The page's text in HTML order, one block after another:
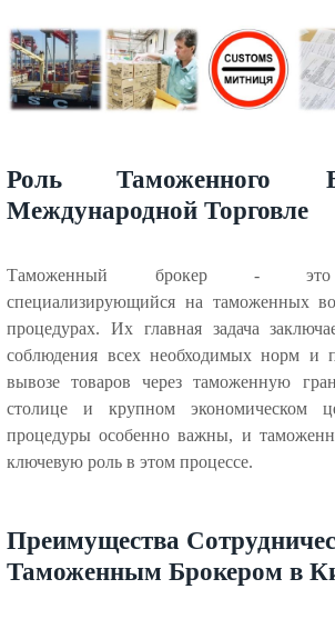
Роль Таможенного
Международной Торговле
Таможенный брокер - это
специализирующийся на таможенных
процедурах. Их главная задача
соблюдения всех необходимых норм и
вывозе товаров через таможенную
столице и крупном экономическом
процедуры особенно важны, и
ключевую роль в этом процессе.
Преимущества
Таможенным Брокером в